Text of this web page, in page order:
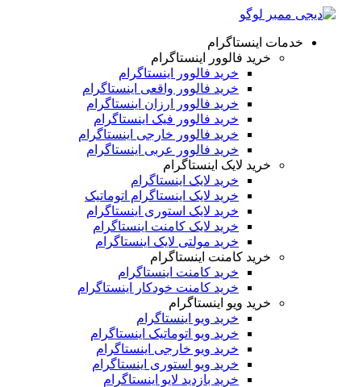
خدمات اینستاگرام
خرید فالوور اینستاگرام
خرید فالوور اینستاگرام
خرید فالوور واقعی اینستاگرام
خرید فالوور ارزان اینستاگرام
خرید فالوور فیک اینستاگرام
خرید فالوور خارجی اینستاگرام
خرید فالوور عربی اینستاگرام
خرید لایک اینستاگرام
خرید لایک اینستاگرام
خرید لایک اینستاگرام اتوماتیک
خرید لایک استوری اینستاگرام
خرید لایک کامنت اینستاگرام
خرید مولتی لایک اینستاگرام
خرید کامنت اینستاگرام
خرید کامنت اینستاگرام
خرید کامنت خودکار اینستاگرام
خرید ویو اینستاگرام
خرید ویو اینستاگرام
خرید ویو اتوماتیک اینستاگرام
خرید ویو خارجی اینستاگرام
خرید ویو استوری اینستاگرام
خرید بازدید لایو اینستاگرام